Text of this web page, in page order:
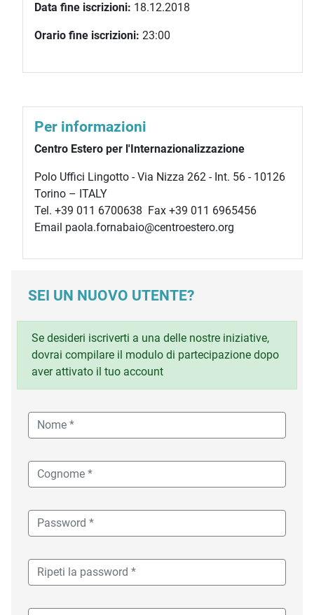
Data fine iscrizioni: 18.12.2018
Orario fine iscrizioni: 23:00
Per informazioni
Centro Estero per l'Internazionalizzazione
Polo Uffici Lingotto - Via Nizza 262 - Int. 56 - 10126
Torino – ITALY
Tel. +39 011 6700638 Fax +39 011 6965456
Email paola.fornabaio@centroestero.org
SEI UN NUOVO UTENTE?
Se desideri iscriverti a una delle nostre iniziative,
dovrai compilare il modulo di partecipazione dopo
aver attivato il tuo account